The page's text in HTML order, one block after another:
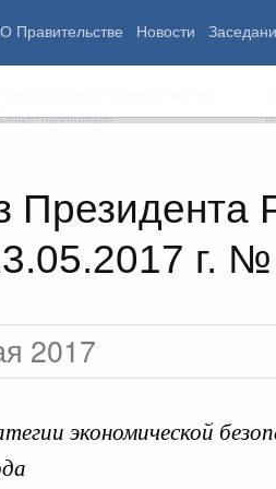
О Правительстве Новости
Президента
г.
2017
экономической
Вице-премьеры
Демография
Здоровье
Общество
Государство
программы